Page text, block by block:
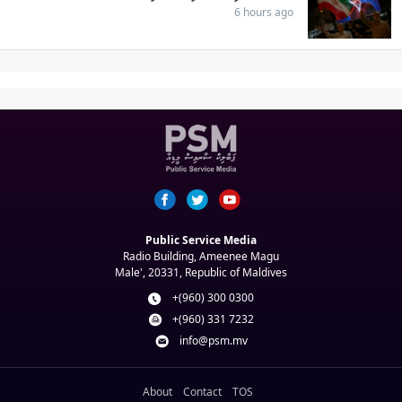
6 hours ago
Public Service Media
Radio Building, Ameenee Magu
Male', 20331, Republic of Maldives
+(960) 300 0300
+(960) 331 7232
info@psm.mv
About Contact TOS